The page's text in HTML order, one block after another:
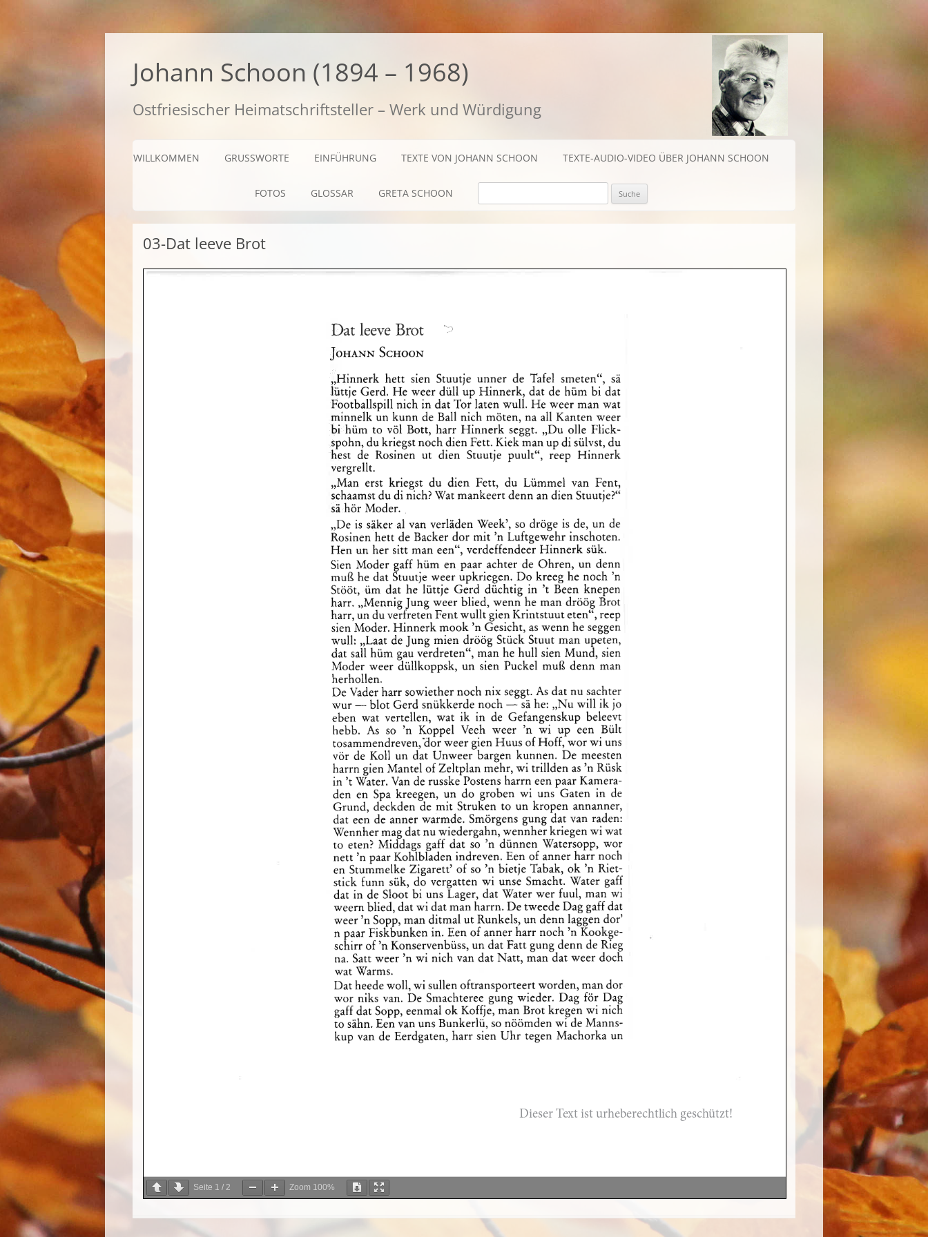
Zum
Johann Schoon (1894 – 1968)
Ostfriesischer Heimatschriftsteller – Werk und Würdigung
WILLKOMMEN GRUSSWORTE EINFÜHRUNG TEXTE VON JOHANN SCHOON TEXTE-AUDIO-VIDEO ÜBER JOHANN SCHOON
FOTOS GLOSSAR GRETA SCHOON
BIOGRAFISCHES
SUCHE NACH:
03-Dat leeve Brot
Seite 1 / 2 Zoom 100%